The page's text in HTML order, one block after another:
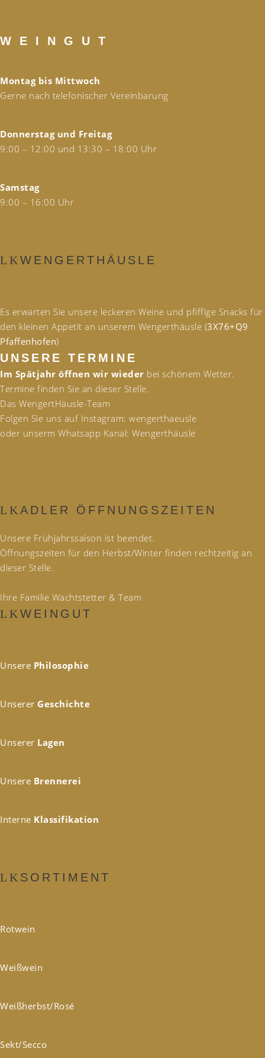
W E I N G U T
Montag bis Mittwoch
Gerne nach telefonischer Vereinbarung
Donnerstag und Freitag
9:00 – 12:00 und 13:30 – 18:00 Uhr
Samstag
9:00 – 16:00 Uhr
WENGERTHÄUSLE
Es erwarten Sie unsere leckeren Weine und pfiffige Snacks für
den kleinen Appetit an unserem Wengerthäusle (3X76+Q9
Pfaffenhofen)
UNSERE TERMINE
Im Spätjahr öffnen wir wieder bei schönem Wetter.
Termine finden Sie an dieser Stelle.
Das WengertHäusle-Team
Folgen Sie uns auf Instagram: wengerthaeusle
oder unserm Whatsapp Kanal: Wengerthäusle
ADLER ÖFFNUNGSZEITEN
Unsere Frühjahrssaison ist beendet.
Öffnungszeiten für den Herbst/Winter finden rechtzeitig an
dieser Stelle.
Ihre Familie Wachtstetter & Team
WEINGUT
Unsere Philosophie
Unserer Geschichte
Unserer Lagen
Unsere Brennerei
Interne Klassifikation
SORTIMENT
Rotwein
Weißwein
Weißherbst/Rosé
Sekt/Secco